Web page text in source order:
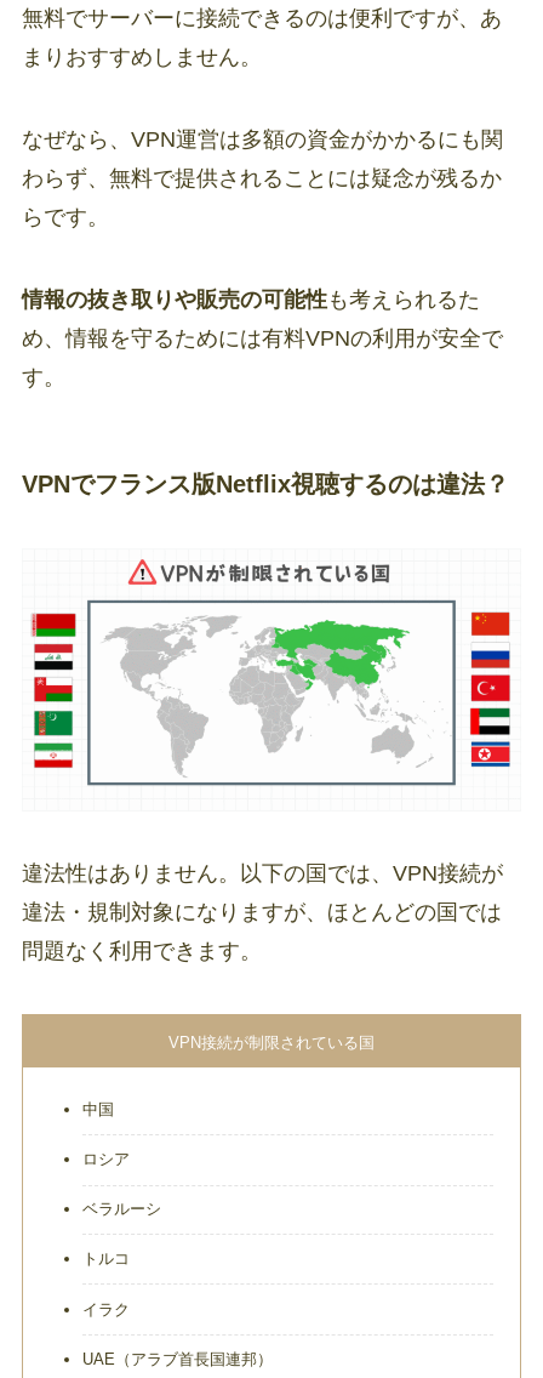
無料でサーバーに接続できるのは便利ですが、あ
まりおすすめしません。
なぜなら、VPN運営は多額の資金がかかるにも関
わらず、無料で提供されることには疑念が残るか
らです。
情報の抜き取りや販売の可能性も考えられるた
め、情報を守るためには有料VPNの利用が安全で
す。
VPNでフランス版Netflix視聴するのは違法？
違法性はありません。以下の国では、VPN接続が
違法・規制対象になりますが、ほとんどの国では
問題なく利用できます。
VPN接続が制限されている国
中国
ロシア
ベラルーシ
トルコ
イラク
UAE（アラブ首長国連邦）